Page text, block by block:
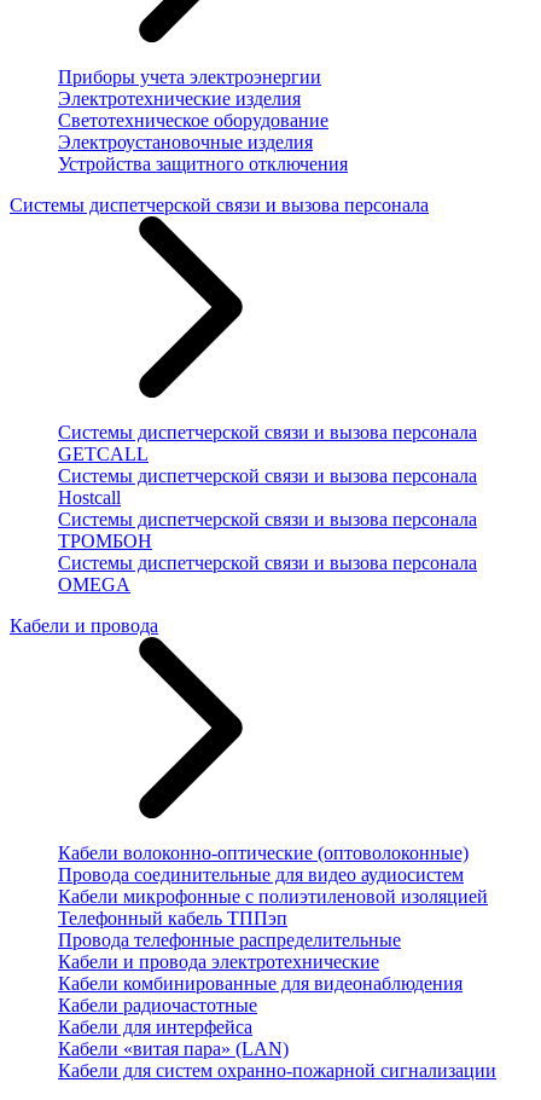
Приборы учета электроэнергии
Электротехнические изделия
Светотехническое оборудование
Электроустановочные изделия
Устройства защитного отключения
Системы диспетчерской связи и вызова персонала
Системы диспетчерской связи и вызова персонала
GETCALL
Системы диспетчерской связи и вызова персонала
Hostcall
Системы диспетчерской связи и вызова персонала
ТРОМБОН
Системы диспетчерской связи и вызова персонала
OMEGA
Кабели и провода
Кабели волоконно-оптические (оптоволоконные)
Провода соединительные для видео аудиосистем
Кабели микрофонные с полиэтиленовой изоляцией
Телефонный кабель ТППэп
Провода телефонные распределительные
Кабели и провода электротехнические
Кабели комбинированные для видеонаблюдения
Кабели радиочастотные
Кабели для интерфейса
Кабели «витая пара» (LAN)
Кабели для систем охранно-пожарной сигнализации